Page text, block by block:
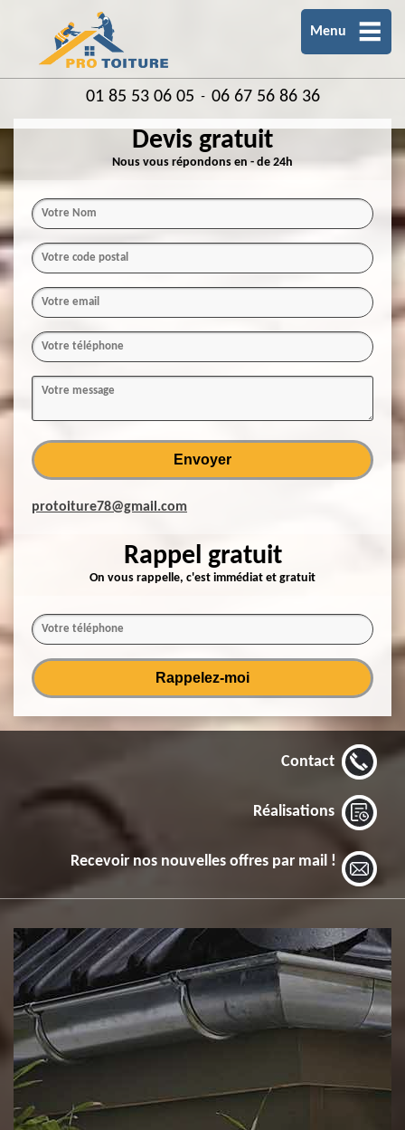
Menu
01 85 53 06 05 - 06 67 56 86 36
Devis gratuit
Nous vous répondons en - de 24h
protoiture78@gmail.com
Rappel gratuit
On vous rappelle, c'est immédiat et gratuit
Contact
Réalisations
Recevoir nos nouvelles offres par mail !